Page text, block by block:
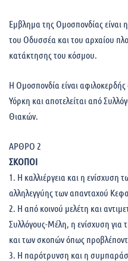
Εμβλημα της Ομοσπονδίας
του Οδυσσέα και του αρχαίου
κατάκτησης του κόσμου.
Η Ομοσπονδία είναι
Υόρκη και αποτελείται από
Θιακών.
ΑΡΘΡΟ 2
ΣΚΟΠΟΙ
1. Η καλλιέργεια και η ενίσχυση
αλληλεγγύης των απανταχού
2. Η από κοινού μελέτη και
Συλλόγους-Mέλη, η ενίσχυση
και των σκοπών όπως
3. Η παρότρυνση και η